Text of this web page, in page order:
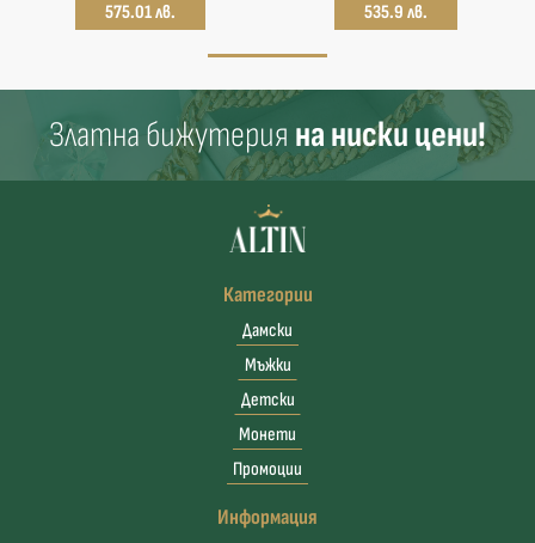
575.01 лв.
535.9 лв.
Златна бижутерия на ниски цени!
Категории
Дамски
Мъжки
Детски
Монети
Промоции
Информация